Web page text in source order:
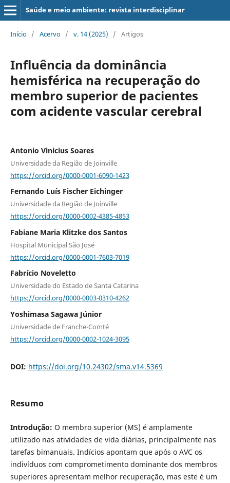
Saúde e meio ambiente: revista interdisciplinar
Início / Acervo / v. 14 (2025) / Artigos
Influência da dominância
hemisférica na recuperação do
membro superior de pacientes
com acidente vascular cerebral
Antonio Vinicius Soares
Universidade da Região de Joinville
https://orcid.org/0000-0001-6090-1423
Fernando Luís Fischer Eichinger
Universidade da Região de Joinville
https://orcid.org/0000-0002-4385-4853
Fabiane Maria Klitzke dos Santos
Hospital Municipal São José
https://orcid.org/0000-0001-7603-7019
Fabrício Noveletto
Universidade do Estado de Santa Catarina
https://orcid.org/0000-0003-0310-4262
Yoshimasa Sagawa Júnior
Universidade de Franche-Comté
https://orcid.org/0000-0002-1024-3095
DOI: https://doi.org/10.24302/sma.v14.5369
Resumo
Introdução: O membro superior (MS) é amplamente
utilizado nas atividades de vida diárias, principalmente nas
tarefas bimanuais. Indícios apontam que após o AVC os
indivíduos com comprometimento dominante dos membros
superiores apresentam melhor recuperação, mas este é um